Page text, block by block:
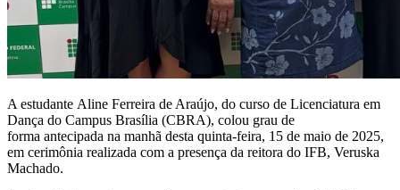
A estudante Aline Ferreira de Araújo, do curso de Licenciatura em
Dança do Campus Brasília (CBRA), colou grau de
forma antecipada na manhã desta quinta-feira, 15 de maio de 2025,
em cerimônia realizada com a presença da reitora do IFB, Veruska
Machado.